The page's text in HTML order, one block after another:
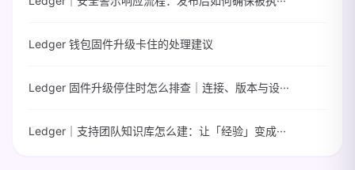
Ledger 钱包固件升级卡住的处理建议
Ledger 固件升级停住时怎么排查｜连接、版本与设···
Ledger｜支持团队知识库怎么建：让「经验」变成···